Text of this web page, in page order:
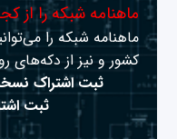
ماهنامه شبکه را از
ماهنامه شبکه را
کشور و نیز از دکه‌های
ثبت اشتراک
ثبت